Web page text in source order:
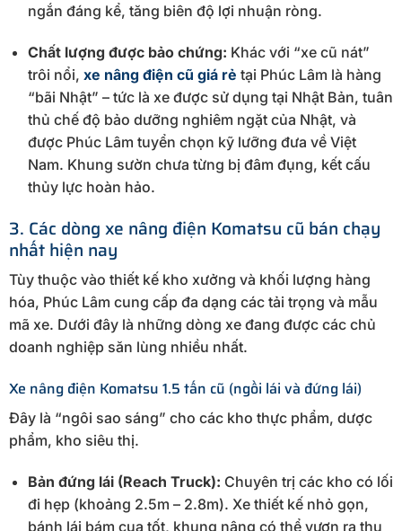
ngắn đáng kể, tăng biên độ lợi nhuận ròng.
Chất lượng được bảo chứng: Khác với “xe cũ nát”
trôi nổi, xe nâng điện cũ giá rẻ tại Phúc Lâm là hàng
“bãi Nhật” – tức là xe được sử dụng tại Nhật Bản, tuân
thủ chế độ bảo dưỡng nghiêm ngặt của Nhật, và
được Phúc Lâm tuyển chọn kỹ lưỡng đưa về Việt
Nam. Khung sườn chưa từng bị đâm đụng, kết cấu
thủy lực hoàn hảo.
3. Các dòng xe nâng điện Komatsu cũ bán chạy
nhất hiện nay
Tùy thuộc vào thiết kế kho xưởng và khối lượng hàng
hóa, Phúc Lâm cung cấp đa dạng các tải trọng và mẫu
mã xe. Dưới đây là những dòng xe đang được các chủ
doanh nghiệp săn lùng nhiều nhất.
Xe nâng điện Komatsu 1.5 tấn cũ (ngồi lái và đứng lái)
Đây là “ngôi sao sáng” cho các kho thực phẩm, dược
phẩm, kho siêu thị.
Bản đứng lái (Reach Truck): Chuyên trị các kho có lối
đi hẹp (khoảng 2.5m – 2.8m). Xe thiết kế nhỏ gọn,
bánh lái bám cua tốt, khung nâng có thể vươn ra thu